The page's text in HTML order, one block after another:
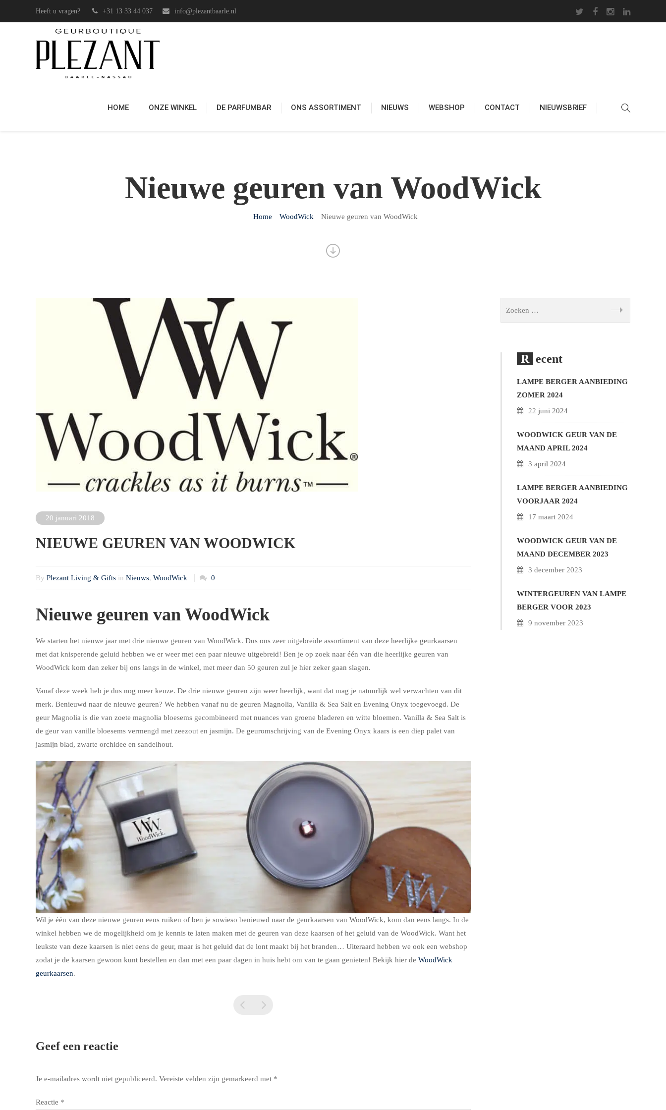
Heeft u vragen? +31 13 33 44 037 info@plezantbaarle.nl
HOME ONZE WINKEL DE PARFUMBAR ONS ASSORTIMENT NIEUWS WEBSHOP CONTACT NIEUWSBRIEF
Nieuwe geuren van WoodWick
Home WoodWick Nieuwe geuren van WoodWick
20 januari 2018
NIEUWE GEUREN VAN WOODWICK
By Plezant Living & Gifts in Nieuws, WoodWick 0
Nieuwe geuren van WoodWick
We starten het nieuwe jaar met drie nieuwe geuren van WoodWick. Dus ons zeer uitgebreide assortiment van deze heerlijke geurkaarsen
met dat knisperende geluid hebben we er weer met een paar nieuwe uitgebreid! Ben je op zoek naar één van die heerlijke geuren van
WoodWick kom dan zeker bij ons langs in de winkel, met meer dan 50 geuren zul je hier zeker gaan slagen.
Vanaf deze week heb je dus nog meer keuze. De drie nieuwe geuren zijn weer heerlijk, want dat mag je natuurlijk wel verwachten van dit
merk. Benieuwd naar de nieuwe geuren? We hebben vanaf nu de geuren Magnolia, Vanilla & Sea Salt en Evening Onyx toegevoegd. De
geur Magnolia is die van zoete magnolia bloesems gecombineerd met nuances van groene bladeren en witte bloemen. Vanilla & Sea Salt is
de geur van vanille bloesems vermengd met zeezout en jasmijn. De geuromschrijving van de Evening Onyx kaars is een diep palet van
jasmijn blad, zwarte orchidee en sandelhout.
Wil je één van deze nieuwe geuren eens ruiken of ben je sowieso benieuwd naar de geurkaarsen van WoodWick, kom dan eens langs. In de
winkel hebben we de mogelijkheid om je kennis te laten maken met de geuren van deze kaarsen of het geluid van de WoodWick. Want het
leukste van deze kaarsen is niet eens de geur, maar is het geluid dat de lont maakt bij het branden… Uiteraard hebben we ook een webshop
zodat je de kaarsen gewoon kunt bestellen en dan met een paar dagen in huis hebt om van te gaan genieten! Bekijk hier de WoodWick
geurkaarsen.
Geef een reactie
Je e-mailadres wordt niet gepubliceerd. Vereiste velden zijn gemarkeerd met *
Reactie *
Recent
LAMPE BERGER AANBIEDING
ZOMER 2024
22 juni 2024
WOODWICK GEUR VAN DE
MAAND APRIL 2024
3 april 2024
LAMPE BERGER AANBIEDING
VOORJAAR 2024
17 maart 2024
WOODWICK GEUR VAN DE
MAAND DECEMBER 2023
3 december 2023
WINTERGEUREN VAN LAMPE
BERGER VOOR 2023
9 november 2023